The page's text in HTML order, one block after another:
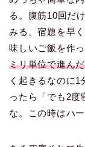
る。腹筋10回だ
みる。宿題を早
味しいご飯を作
ミリ単位で進ん
く起きるなのに
ったら「でも2度
な。この時はハ